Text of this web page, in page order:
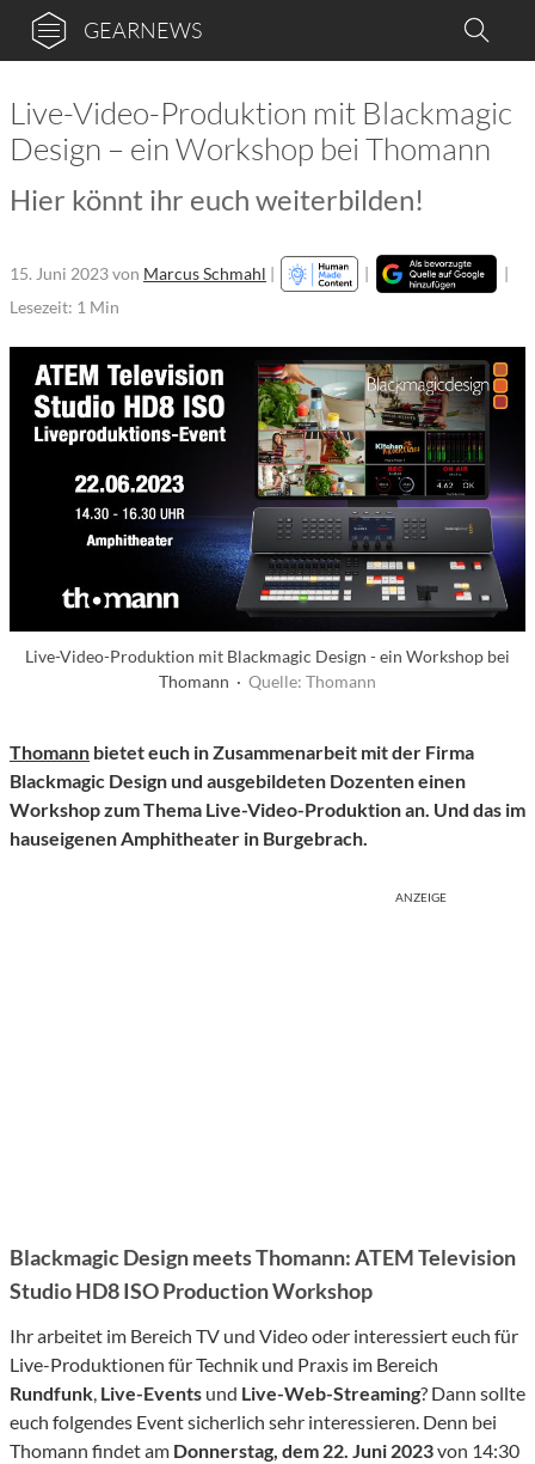
GEARNEWS
Live-Video-Produktion mit Blackmagic
Design – ein Workshop bei Thomann
Hier könnt ihr euch weiterbilden!
15. Juni 2023von Marcus Schmahl | |
|
Lesezeit: 1 Min
Live-Video-Produktion mit Blackmagic Design - ein Workshop bei
Thomann · Quelle: Thomann
Thomann bietet euch in Zusammenarbeit mit der Firma
Blackmagic Design und ausgebildeten Dozenten einen
Workshop zum Thema Live-Video-Produktion an. Und das im
hauseigenen Amphitheater in Burgebrach.
ANZEIGE
Blackmagic Design meets Thomann:ATEM Television
Studio HD8 ISOProduction Workshop
Ihr arbeitet im Bereich TV und Video oder interessiert euch für
Live-Produktionen für Technik und Praxis im Bereich
Rundfunk, Live-Events und Live-Web-Streaming? Dann sollte
euch folgendes Event sicherlich sehr interessieren. Denn bei
Thomann findet am Donnerstag, dem 22. Juni 2023von 14:30